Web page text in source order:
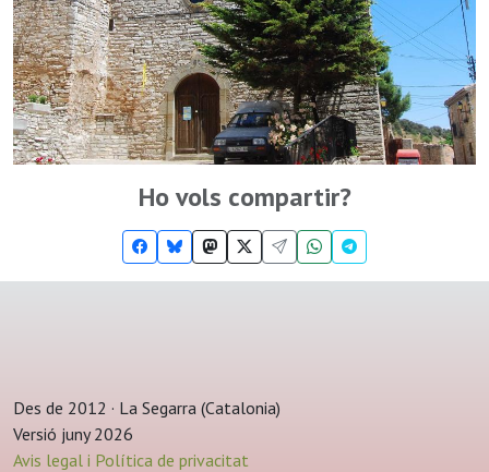
Ho vols compartir?
Des de 2012 · La Segarra (Catalonia)
Versió juny 2026
Avis legal i Política de privacitat